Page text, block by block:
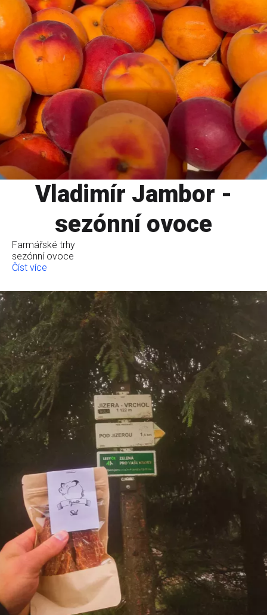
Vladimír Jambor -
sezónní ovoce
Farmářské trhy
sezónní ovoce
Číst více